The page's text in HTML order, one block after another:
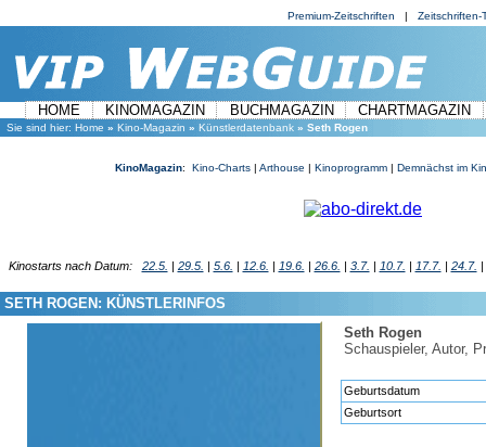
Premium-Zeitschriften | Zeitschriften-
HOME KINOMAGAZIN BUCHMAGAZIN CHARTMAGAZIN
Sie sind hier: Home » Kino-Magazin » Künstlerdatenbank » Seth Rogen
KinoMagazin: Kino-Charts| Arthouse | Kinoprogramm| Demnächst im
Kinostarts nach Datum: 22.5. | 29.5. | 5.6. | 12.6. | 19.6. | 26.6. | 3.7. | 10.7. | 17.7. | 24.7. |
SETH ROGEN: KÜNSTLERINFOS
Seth Rogen
Schauspieler, Autor,
Geburtsdatum
Geburtsort